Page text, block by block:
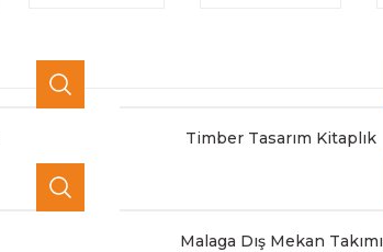
Timber Tasarım Kitaplık
Malaga Dış Mekan Takımı